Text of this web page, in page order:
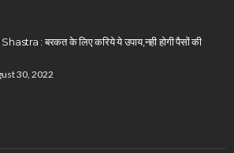
: बरकत के लिए करिये ये उपाय,नही होगी पैसों की
30, 2022